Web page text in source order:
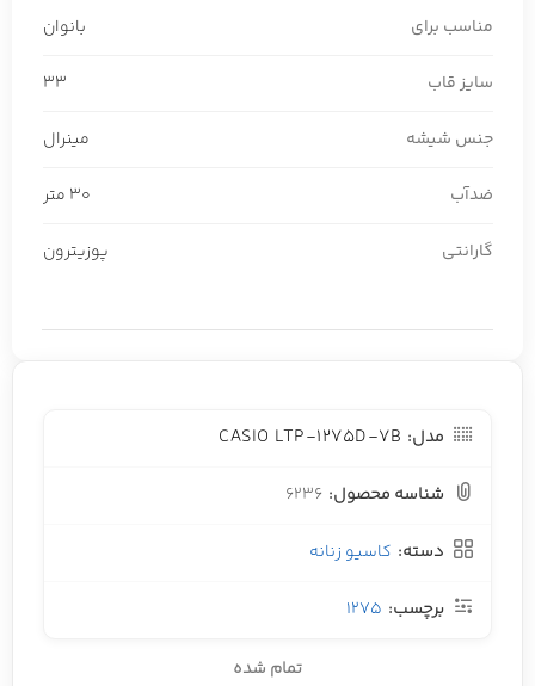
مناسب برای بانوان
سایز قاب 33
جنس شیشه مینرال
ضدآب 30 متر
گارانتی پوزیترون
مدل: CASIO LTP-1275D-7B
شناسه محصول: 6236
دسته: کاسیو زنانه
برچسب: 1275
تمام شده